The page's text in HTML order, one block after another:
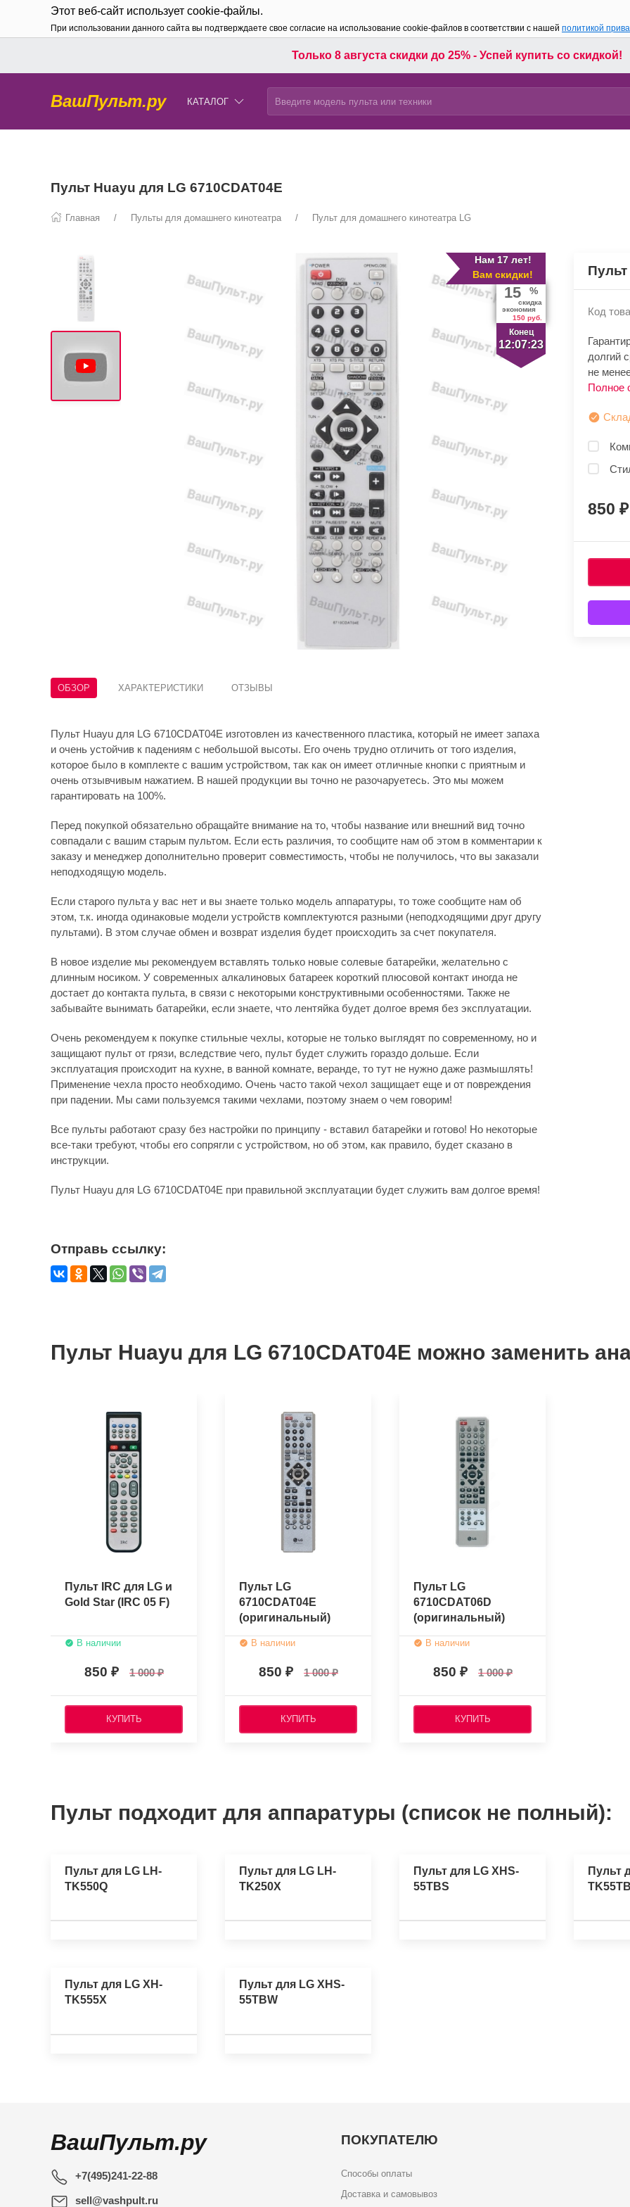
Этот веб-сайт использует cookie-файлы.
При использовании данного сайта вы подтверждаете свое согласие на использование cookie-файлов в соответствии с нашей политикой
Только 8 августа скидки до 25% - Успей купить со скидкой!
ВашПульт.ру КАТАЛОГ
Пульт Huayu для LG 6710CDAT04E
Главная Пульты для домашнего кинотеатра Пульт для домашнего кинотеатра LG
Нам 17 лет!
Вам скидки!
Конец
12:07:23
15 %
скидка
экономия
150 руб.
ОБЗОР ХАРАКТЕРИСТИКИ ОТЗЫВЫ
Пульт Huayu для LG 6710CDAT04E изготовлен из качественного пластика, который не имеет запаха
и очень устойчив к падениям с небольшой высоты. Его очень трудно отличить от того изделия,
которое было в комплекте с вашим устройством, так как он имеет отличные кнопки с приятным и
очень отзывчивым нажатием. В нашей продукции вы точно не разочаруетесь. Это мы можем
гарантировать на 100%.
Перед покупкой обязательно обращайте внимание на то, чтобы название или внешний вид точно
совпадали с вашим старым пультом. Если есть различия, то сообщите нам об этом в комментарии к
заказу и менеджер дополнительно проверит совместимость, чтобы не получилось, что вы заказали
неподходящую модель.
Если старого пульта у вас нет и вы знаете только модель аппаратуры, то тоже сообщите нам об
этом, т.к. иногда одинаковые модели устройств комплектуются разными (неподходящими друг другу
пультами). В этом случае обмен и возврат изделия будет происходить за счет покупателя.
В новое изделие мы рекомендуем вставлять только новые солевые батарейки, желательно с
длинным носиком. У современных алкалиновых батареек короткий плюсовой контакт иногда не
достает до контакта пульта, в связи с некоторыми конструктивными особенностями. Также не
забывайте вынимать батарейки, если знаете, что лентяйка будет долгое время без эксплуатации.
Очень рекомендуем к покупке стильные чехлы, которые не только выглядят по современному, но и
защищают пульт от грязи, вследствие чего, пульт будет служить гораздо дольше. Если
эксплуатация происходит на кухне, в ванной комнате, веранде, то тут не нужно даже размышлять!
Применение чехла просто необходимо. Очень часто такой чехол защищает еще и от повреждения
при падении. Мы сами пользуемся такими чехлами, поэтому знаем о чем говорим!
Все пульты работают сразу без настройки по принципу - вставил батарейки и готово! Но некоторые
все-таки требуют, чтобы его сопрягли с устройством, но об этом, как правило, будет сказано в
инструкции.
Пульт Huayu для LG 6710CDAT04E при правильной эксплуатации будет служить вам долгое время!
Код
долгий
не
Полное
850
Отправь ссылку:
Пульт Huayu для LG 6710CDAT04E можно заменить
Пульт IRC для LG и
Gold Star (IRC 05 F)
В наличии
850 1 000
КУПИТЬ
Пульт LG
6710CDAT04E
(оригинальный)
В наличии
850 1 000
КУПИТЬ
Пульт LG
6710CDAT06D
(оригинальный)
В наличии
850 1 000
КУПИТЬ
Пульт подходит для аппаратуры (список не полный):
Пульт для LG LH-
TK550Q
Пульт для LG LH-
TK250X
Пульт для LG XHS-
55TBS
Пульт
Пульт для LG XH-
TK555X
Пульт для LG XHS-
55TBW
ВашПульт.ру
+7(495)241-22-88
sell@vashpult.ru
ПОКУПАТЕЛЮ
Способы оплаты
Доставка и самовывоз